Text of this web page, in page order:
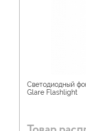
Светодиодный
Glare Flashlight